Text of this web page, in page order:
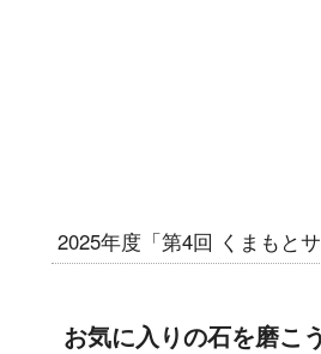
2025年度「第4回 くまもと
お気に入りの石を磨こう